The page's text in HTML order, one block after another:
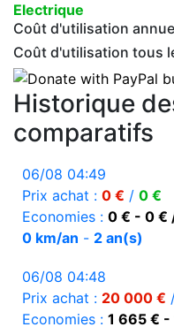
Electrique
Coût d'utilisation
Coût d'utilisation tous
Historique
comparatifs
06/08 04:49
Prix achat : 0 € / 0 €
Economies : 0 € - 0 €
0 km/an - 2 an(s)
06/08 04:48
Prix achat : 20 000 €
Economies : 1 665 € -